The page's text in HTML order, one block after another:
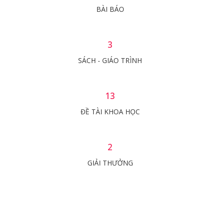
BÀI BÁO
3
SÁCH - GIÁO TRÌNH
13
ĐỀ TÀI KHOA HỌC
2
GIẢI THƯỞNG